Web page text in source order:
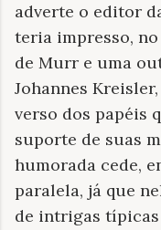
adverte o editor
teria impresso,
de Murr e uma
Johannes
verso dos papéis
suporte de suas
humorada cede,
paralela, já que
de intrigas